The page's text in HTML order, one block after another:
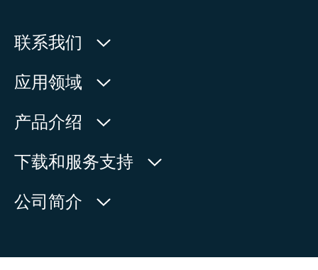
联系我们
欧玛执行器(中国)有限公司
人民北路171号
215499
邮箱:mailbox@auma-china.com
应用领域
水利
电力
通用工业
产品介绍
产品查询
下载和服务支持
欧玛中国联系方式
公司简介